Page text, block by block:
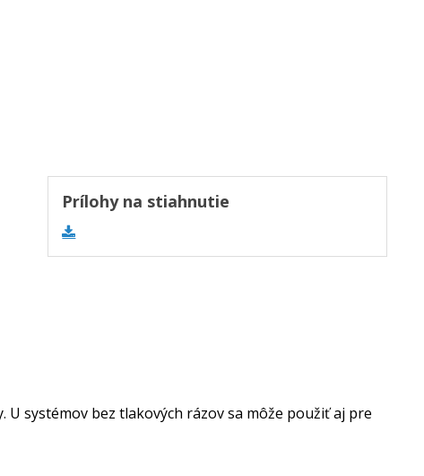
Prílohy na stiahnutie
U systémov bez tlakových rázov sa môže použiť aj pre